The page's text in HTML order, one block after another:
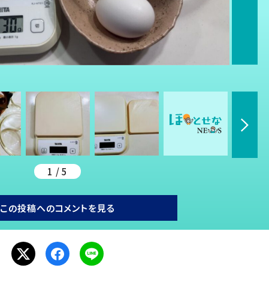
1 / 5
この投稿へのコメントを見る